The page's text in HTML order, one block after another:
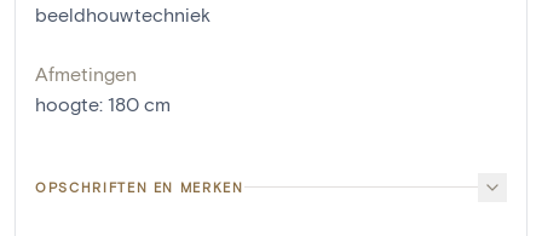
beeldhouwtechniek
Afmetingen
hoogte: 180 cm
OPSCHRIFTEN EN MERKEN